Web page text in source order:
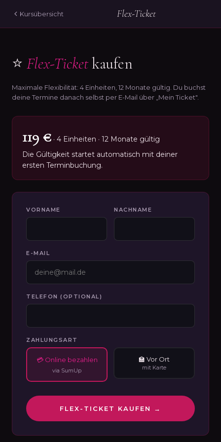
Kursübersicht Flex-Ticket
⭐ Flex-Ticketkaufen
Maximale Flexibilität: 4 Einheiten, 12 Monate gültig. Du buchst
deine Termine danach selbst per E-Mail über „Mein Ticket".
119 € · 4 Einheiten · 12 Monate gültig
Die Gültigkeit startet automatisch mit deiner
ersten Terminbuchung.
VORNAME NACHNAME
E-MAIL
TELEFON (OPTIONAL)
ZAHLUNGSART
💳 Online bezahlen
via SumUp
🏫 Vor Ort
mit Karte
FLEX-TICKET KAUFEN →